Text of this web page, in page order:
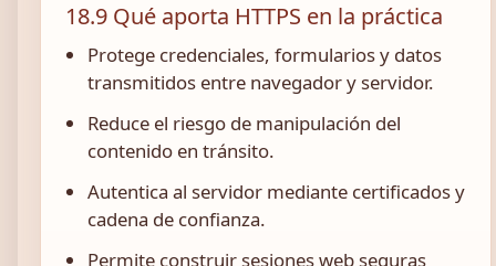
18.9 Qué aporta HTTPS en la práctica
Protege credenciales, formularios y datos
transmitidos entre navegador y servidor.
Reduce el riesgo de manipulación del
contenido en tránsito.
Autentica al servidor mediante certificados y
cadena de confianza.
Permite construir sesiones web seguras